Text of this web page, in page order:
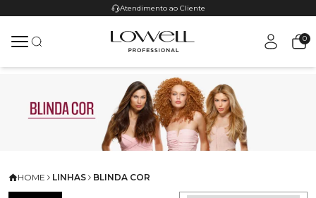
Atendimento ao Cliente
0
HOME LINHAS BLINDA COR